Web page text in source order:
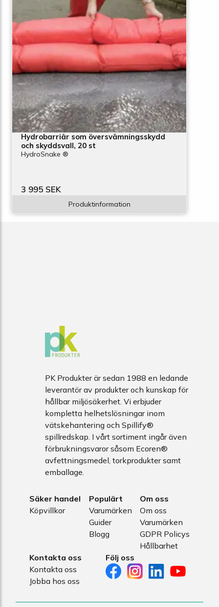
Hydrobarriär som översvämningsskydd
och skyddsvall, 20 st
HydroSnake ®
3 995 SEK
Produktinformation
PK Produkter är sedan 1988 en ledande
leverantör av produkter och kunskap för
hållbar miljösäkerhet. Vi erbjuder
kompletta helhetslösningar inom
vätskehantering och Spillify®
spillredskap. I vårt sortiment ingår även
förbrukningsvaror såsom Ecoren®
avfettningsmedel, torkprodukter samt
emballage.
Säker handel
Köpvillkor
Populärt
Varumärken
Guider
Blogg
Om oss
Om oss
Varumärken
GDPR Policys
Hållbarhet
Kontakta oss
Kontakta oss
Jobba hos oss
Följ oss